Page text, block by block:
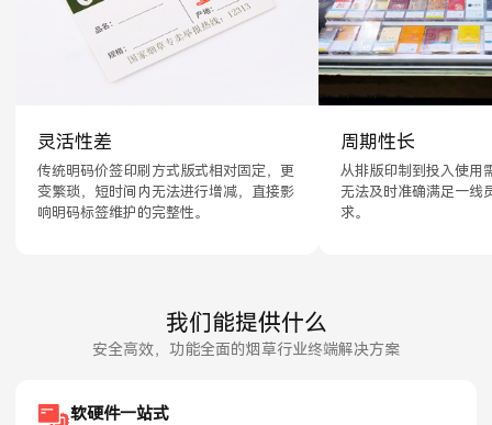
灵活性差
传统明码价签印刷方式版式相对固定，更
变繁琐，短时间内无法进行增减，直接影
响明码标签维护的完整性。
周期性长
从排版印制到投入使用
无法及时准确满足一线
求。
我们能提供什么
安全高效，功能全面的烟草行业终端解决方案
软硬件一站式